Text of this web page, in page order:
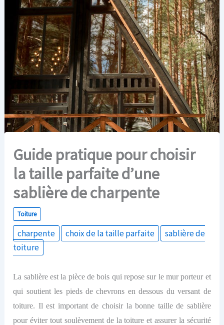
Guide pratique pour choisir
la taille parfaite d’une
sablière de charpente
Toiture
charpente choix de la taille parfaite
sablière de
toiture
La sablière est la pièce de bois qui repose sur le mur porteur et
qui soutient les pieds de chevrons en dessous du versant de
toiture. Il est important de choisir la bonne taille de sablière
pour éviter tout soulèvement de la toiture et assurer la sécurité